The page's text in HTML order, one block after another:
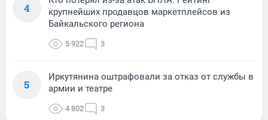
4
крупнейших продавцов маркетплейсов из
Байкальского региона
5 922 3
5
Иркутянина оштрафовали за отказ от службы в
армии и театре
4 802 3